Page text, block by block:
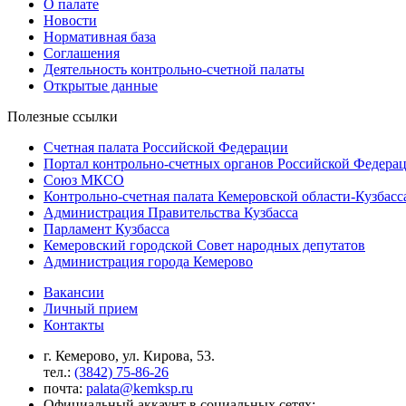
О палате
Новости
Нормативная база
Соглашения
Деятельность контрольно-счетной палаты
Открытые данные
Полезные ссылки
Счетная палата Российской Федерации
Портал контрольно-счетных органов Российской
Союз МКСО
Контрольно-счетная палата Кемеровской области-
Администрация Правительства Кузбасса
Парламент Кузбасса
Кемеровский городской Совет народных депутатов
Администрация города Кемерово
Вакансии
Личный прием
Контакты
г. Кемерово, ул. Кирова, 53.
тел.: (3842) 75-86-26
почта: palata@kemksp.ru